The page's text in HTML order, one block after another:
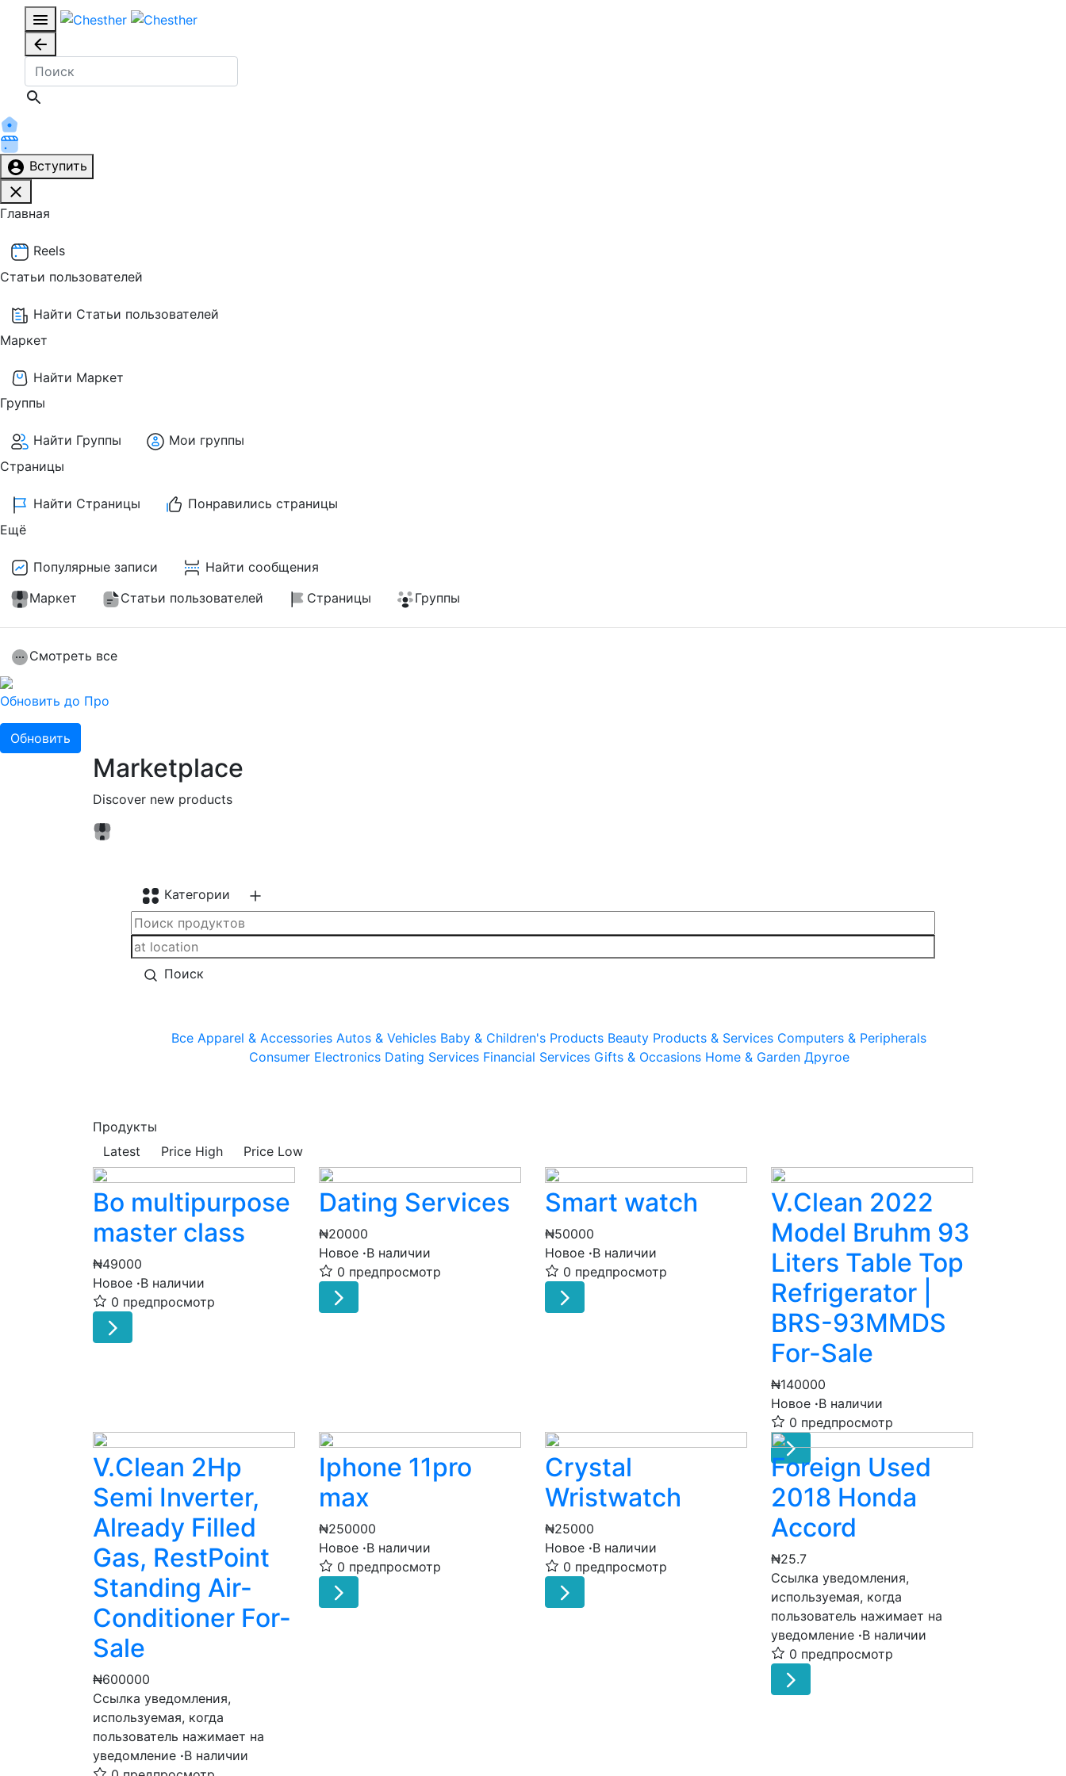
Вступить
Главная
Reels
Статьи пользователей
Найти Статьи пользователей
Маркет
Найти Маркет
Группы
Найти Группы
Мои группы
Страницы
Найти Страницы
Понравились страницы
Ещё
Популярные записи
Найти сообщения
Маркет
Статьи пользователей Страницы Группы
Смотреть все
Обновить до Про
Обновить
Marketplace
Discover new products
Категории
Поиск
Все Apparel & Accessories Autos & Vehicles Baby & Children's Products Beauty Products & Services Computers & Peripherals
Consumer Electronics Dating Services Financial Services Gifts & Occasions Home & Garden Другое
Продукты
Latest
Price High Price Low
Bo multipurpose
master class
₦49000
Новое ·В наличии
0 предпросмотр
Dating Services
₦20000
Новое ·В наличии
0 предпросмотр
Smart watch
₦50000
Новое ·В наличии
0 предпросмотр
V.Clean 2022
Model Bruhm 93
Liters Table Top
Refrigerator |
BRS-93MMDS
For-Sale
₦140000
Новое ·В наличии
0 предпросмотр
V.Clean 2Hp
Semi Inverter,
Already Filled
Gas, RestPoint
Standing Air-
Conditioner For-
Sale
₦600000
Ссылка уведомления,
используемая, когда
пользователь нажимает на
уведомление ·В наличии
Iphone 11pro
max
₦250000
Новое ·В наличии
0 предпросмотр
Crystal
Wristwatch
₦25000
Новое ·В наличии
0 предпросмотр
Foreign Used
2018 Honda
Accord
₦25.7
Ссылка уведомления,
используемая, когда
пользователь нажимает на
уведомление ·В наличии
0 предпросмотр